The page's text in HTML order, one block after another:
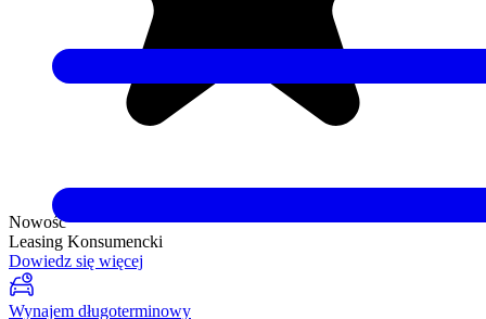
Nowość
Leasing Konsumencki
Dowiedz się więcej
Wynajem długoterminowy